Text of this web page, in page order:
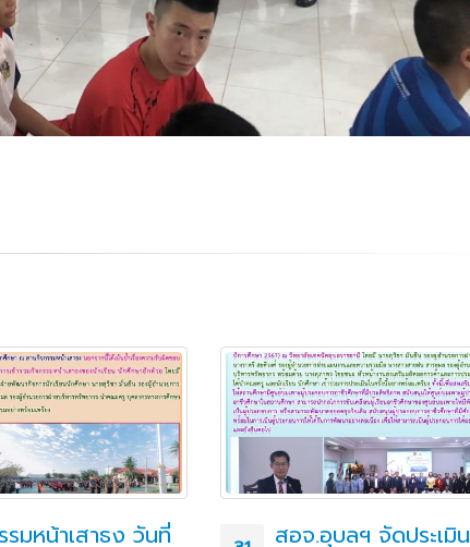
มหน้าเสาธง วันที่ สอจ.อุบลฯ จัดประเมิน